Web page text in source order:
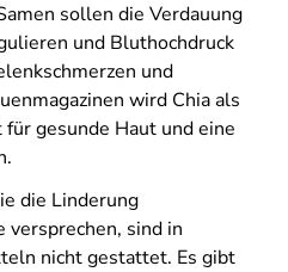
sollen die Verdauung
und Bluthochdruck
und
wird Chia als
gesunde Haut und eine
die Linderung
sind in
nicht gestattet. Es gibt